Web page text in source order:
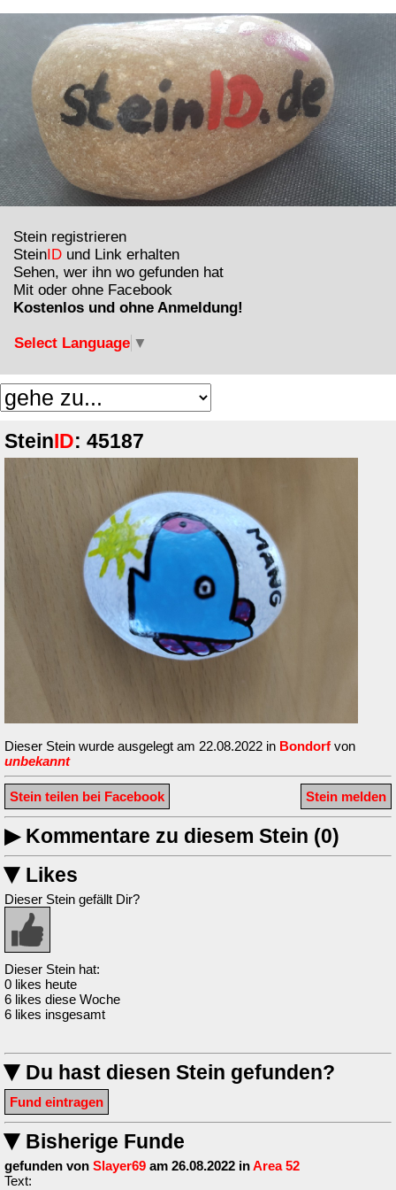
Stein registrieren
Stein ID und Link erhalten
Sehen, wer ihn wo gefunden hat
Mit oder ohne Facebook
Kostenlos und ohne Anmeldung!
Select Language ▼
Stein ID: 45187
Dieser Stein wurde ausgelegt am 22.08.2022 in Bondorf von
unbekannt
Stein melden
Stein teilen bei Facebook
▶Kommentare zu diesem Stein (0)
▶ Likes
Dieser Stein gefällt Dir?
Dieser Stein hat:
0 likes heute
6 likes diese Woche
6 likes insgesamt
▶ Du hast diesen Stein gefunden?
Fund eintragen
▶ Bisherige Funde
gefunden von Slayer69 am 26.08.2022 inArea 52
Text: